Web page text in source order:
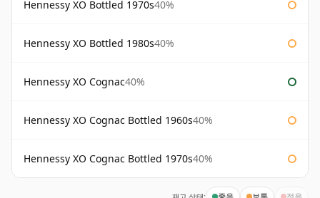
Hennessy XO Bottled 1970s40%
Hennessy XO Bottled 1980s40%
Hennessy XO Cognac40%
Hennessy XO Cognac Bottled 1960s40%
Hennessy XO Cognac Bottled 1970s40%